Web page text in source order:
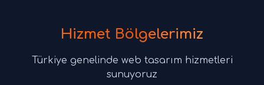
Hizmet Bölgelerimiz
Türkiye genelinde web tasarım hizmetleri
sunuyoruz